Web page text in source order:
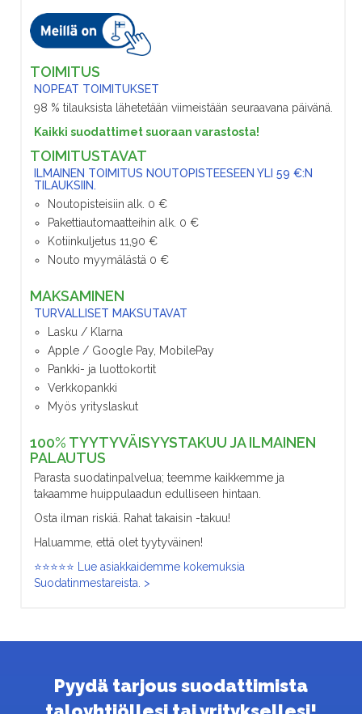
TOIMITUS
NOPEAT TOIMITUKSET
98 % tilauksista lähetetään viimeistään seuraavana päivänä.
Kaikki suodattimet suoraan varastosta!
TOIMITUSTAVAT
ILMAINEN TOIMITUS NOUTOPISTEESEEN YLI 59 €:N
TILAUKSIIN.
Noutopisteisiin alk. 0 €
Pakettiautomaatteihin alk. 0 €
Kotiinkuljetus 11,90 €
Nouto myymälästä 0 €
MAKSAMINEN
TURVALLISET MAKSUTAVAT
Lasku / Klarna
Apple / Google Pay, MobilePay
Pankki- ja luottokortit
Verkkopankki
Myös yrityslaskut
100% TYYTYVÄISYYSTAKUU JA ILMAINEN
PALAUTUS
Parasta suodatinpalvelua; teemme kaikkemme ja
takaamme huippulaadun edulliseen hintaan.
Osta ilman riskiä. Rahat takaisin -takuu!
Haluamme, että olet tyytyväinen!
⭐⭐⭐⭐⭐ Lue asiakkaidemme kokemuksia
Suodatinmestareista. >
Pyydä tarjous suodattimista